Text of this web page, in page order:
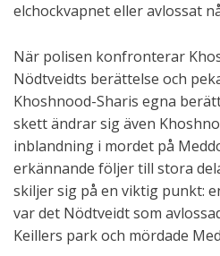
elchockvapnet eller avlossat
När polisen konfronterar
Nödtveidts berättelse och
Khoshnood-Sharis egna
skett ändrar sig även
inblandning i mordet på
erkännande följer till stora
skiljer sig på en viktig punkt:
var det Nödtveidt som
Keillers park och mördade